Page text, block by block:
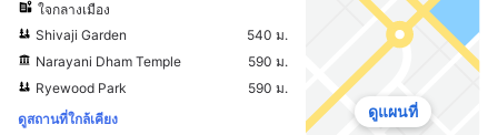
ใจกลางเมือง
Shivaji Garden
540 ม.
Narayani Dham Temple
590 ม.
Ryewood Park
590 ม.
ดูสถานที่ใกล้เคียง
ดูแผนที่